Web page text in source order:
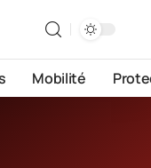
Mobilité